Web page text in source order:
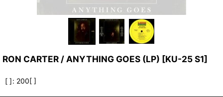
RON CARTER / ANYTHING GOES (LP) [KU-25 S1]
[ ]: 200[ ]